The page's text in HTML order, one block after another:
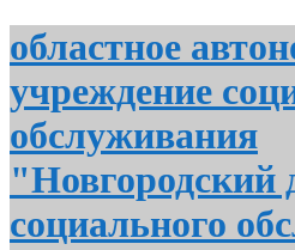
областное
учреждение
обслуживания
"Новгородский
социального